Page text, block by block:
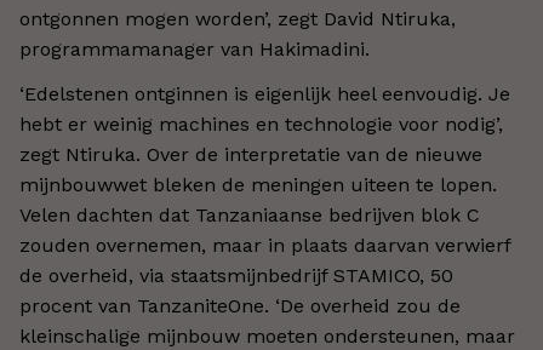
ontgonnen mogen worden’, zegt David Ntiruka,
programmamanager van Hakimadini.
‘Edelstenen ontginnen is eigenlijk heel eenvoudig. Je
hebt er weinig machines en technologie voor nodig’,
zegt Ntiruka. Over de interpretatie van de nieuwe
mijnbouwwet bleken de meningen uiteen te lopen.
Velen dachten dat Tanzaniaanse bedrijven blok C
zouden overnemen, maar in plaats daarvan verwierf
de overheid, via staatsmijnbedrijf STAMICO, 50
procent van TanzaniteOne. ‘De overheid zou de
kleinschalige mijnbouw moeten ondersteunen, maar